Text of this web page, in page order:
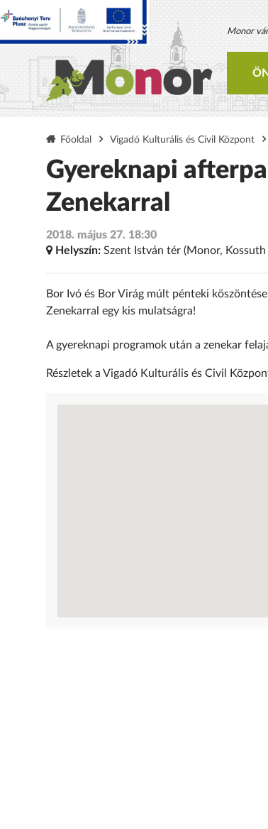
Monor
Főoldal Vigadó Kulturális és Civil Központ
Gyereknapi
Zenekarral
2018. május 27. 18:30
Helyszín:Szent István tér (Monor, Kossuth
Bor Ivó és Bor Virág múlt pénteki
Zenekarral egy kis mulatságra!
A gyereknapi programok után a zenekar
Részletek a Vigadó Kulturális és Civil